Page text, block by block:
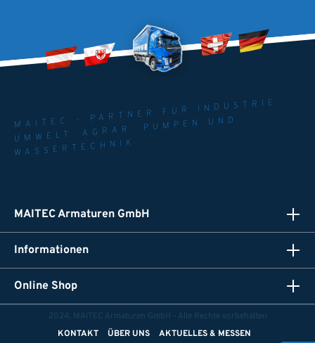
MAITEC - PARTNER FÜR INDUSTRIE.
UMWELT. AGRAR. PUMPEN UND
WASSERTECHNIK
MAITEC Armaturen GmbH
Informationen
Online Shop
2024, MAITEC Armaturen GmbH - Alle Rechte vorbehalten
KONTAKT
ÜBER UNS AKTUELLES & MESSEN